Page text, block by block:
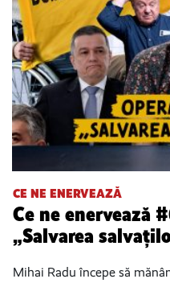
CE NE ENERVEAZĂ
Ce ne enervează
„Salvarea
Mihai Radu începe să